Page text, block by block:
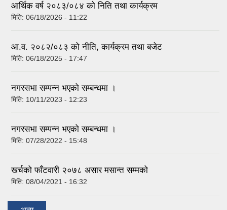
आर्थिक वर्ष २०८३/०८४ को निति तथा कार्यक्रम
मिति: 06/18/2026 - 11:22
आ.व. २०८२/०८३ को नीति, कार्यक्रम तथा बजेट
मिति: 06/18/2025 - 17:47
नगरसभा सम्पन्न भएको सम्बन्धमा ।
मिति: 10/11/2023 - 12:23
नगरसभा सम्पन्न भएको सम्बन्धमा ।
मिति: 07/28/2022 - 15:48
खर्चको फाँटवारी २०७८ असार मसान्त सम्मको
मिति: 08/04/2021 - 16:32